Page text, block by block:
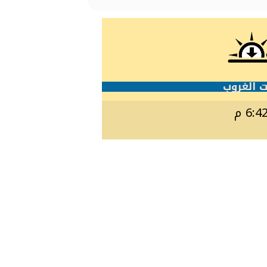
الغروب
6:42 م